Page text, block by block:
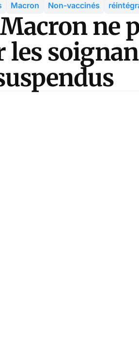
Macron Non-vaccinés
ne
les